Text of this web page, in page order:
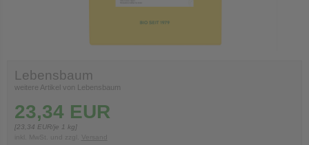
Lebensbaum
weitere Artikel von Lebensbaum
23,34 EUR
[23,34 EUR/je 1 kg]
inkl. MwSt.